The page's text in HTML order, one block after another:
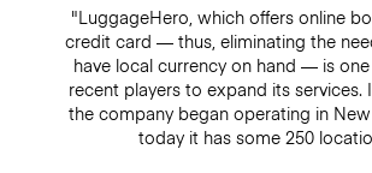
"LuggageHero, which offers online
credit card — thus, eliminating the
have local currency on hand — is
recent players to expand its services.
the company began operating in
today it has some 250